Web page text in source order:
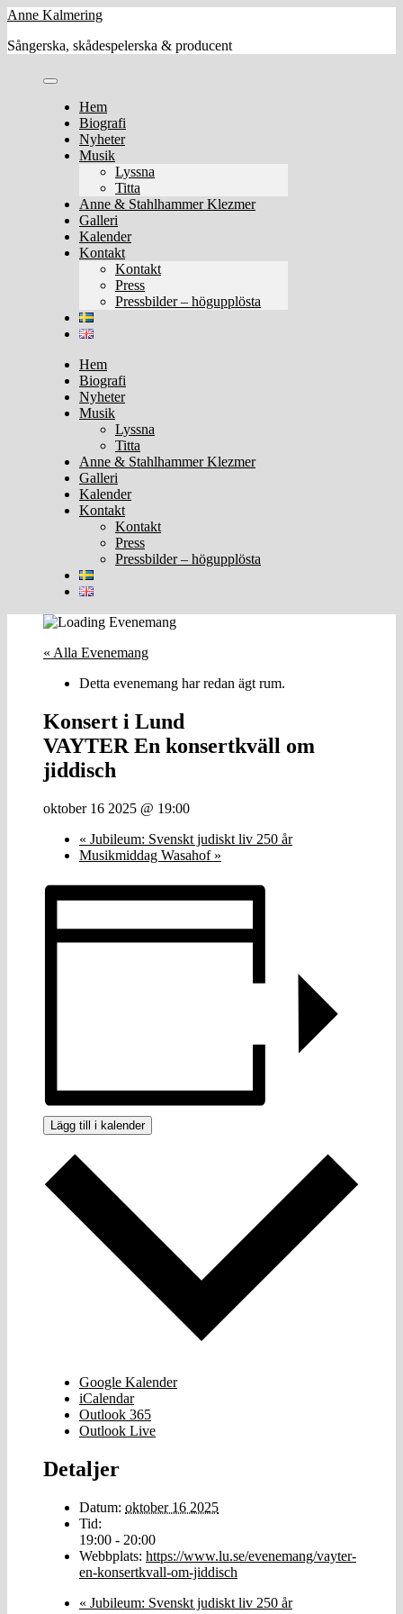
Skip
content
Anne Kalmering
Sångerska, skådespelerska & producent
Hem
Biografi
Nyheter
Musik
Lyssna
Titta
Anne & Stahlhammer Klezmer
Galleri
Kalender
Kontakt
Kontakt
Press
Pressbilder – högupplösta
Hem
Biografi
Nyheter
Musik
Lyssna
Titta
Anne & Stahlhammer Klezmer
Galleri
Kalender
Kontakt
Kontakt
Press
Pressbilder – högupplösta
« Alla Evenemang
Detta evenemang har redan ägt rum.
Konsert i Lund
VAYTER En konsertkväll om
jiddisch
oktober 16 2025 @ 19:00
« Jubileum: Svenskt judiskt liv 250 år
Musikmiddag Wasahof »
Lägg till i kalender
Google Kalender
iCalendar
Outlook 365
Outlook Live
Detaljer
Datum: oktober 16 2025
Tid:
19:00 - 20:00
Webbplats: https://www.lu.se/evenemang/vayter-
en-konsertkvall-om-jiddisch
« Jubileum: Svenskt judiskt liv 250 år